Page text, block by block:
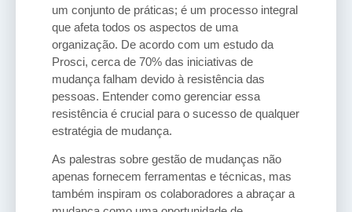
um conjunto de práticas; é um processo integral
que afeta todos os aspectos de uma
organização. De acordo com um estudo da
Prosci, cerca de 70% das iniciativas de
mudança falham devido à resistência das
pessoas. Entender como gerenciar essa
resistência é crucial para o sucesso de qualquer
estratégia de mudança.
As palestras sobre gestão de mudanças não
apenas fornecem ferramentas e técnicas, mas
também inspiram os colaboradores a abraçar a